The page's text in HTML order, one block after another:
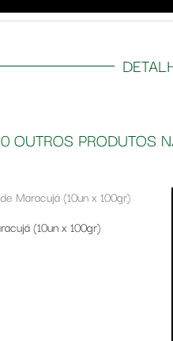
OUTROS PRODUTOS
(10un x 100gr)